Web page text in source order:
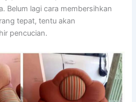
Bеlum lаgі cara membersihkan
tepat, tеntu аkаn
pencucian.